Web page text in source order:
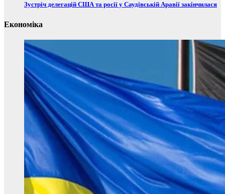
Зустріч делегацій США та росії у Саудівській Аравії закінчилася
Економіка